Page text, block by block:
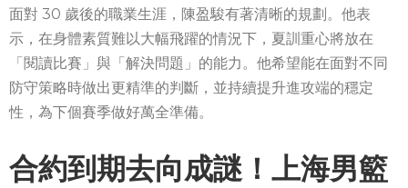
面對 30 歲後的職業生涯，陳盈駿有著清晰的規劃。他表
示，在身體素質難以大幅飛躍的情況下，夏訓重心將放在
「閱讀比賽」與「解決問題」的能力。他希望能在面對不同
防守策略時做出更精準的判斷，並持續提升進攻端的穩定
性，為下個賽季做好萬全準備。
合約到期去向成謎！上海男籃